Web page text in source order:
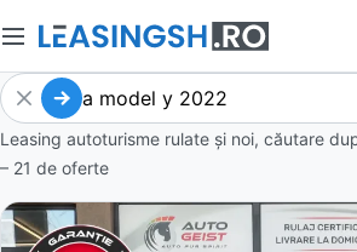
Leasing autoturisme rulate și noi, căutare
– 21 de oferte